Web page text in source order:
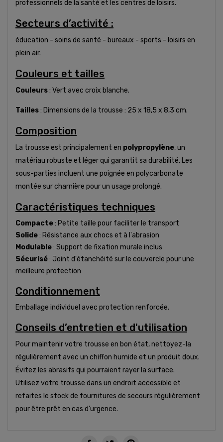
professionnels de la santé et les centres de loisirs.
Secteurs d’activité :
éducation - soins de santé - bureaux - sports - loisirs en
plein air.
Couleurs et tailles
Couleurs: Vert avec croix blanche.
Tailles: Dimensions de la trousse : 25 x 18,5 x 8,3 cm.
Composition
La trousse est principalement en polypropylène, un
matériau robuste et léger qui garantit sa durabilité. Les
sous-parties incluent une poignée en polycarbonate
montée sur charnière pour un usage prolongé.
Caractéristiques techniques
Compacte: Petite taille pour faciliter le transport
Solide: Résistance aux chocs et à l'abrasion
Modulable: Support de fixation murale inclus
Sécurisé: Joint d'étanchéité sur le couvercle pour une
meilleure protection
Conditionnement
Emballage individuel avec protection renforcée.
Conseils d’entretien et d'utilisation
Pour maintenir votre trousse en bon état, nettoyez-la
régulièrement avec un chiffon humide et un produit doux.
Évitez les abrasifs qui pourraient rayer la surface.
Utilisez votre trousse dans un endroit accessible et
refaites le stock de fournitures de secours régulièrement
pour être prêt en cas d'urgence.